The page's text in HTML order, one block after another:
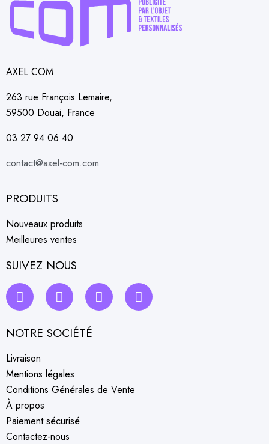
AXEL COM
263 rue François Lemaire,
59500 Douai, France
03 27 94 06 40
contact@axel-com.com
PRODUITS
Nouveaux produits
Meilleures ventes
SUIVEZ NOUS
NOTRE SOCIÉTÉ
Livraison
Mentions légales
Conditions Générales de Vente
À propos
Paiement sécurisé
Contactez-nous